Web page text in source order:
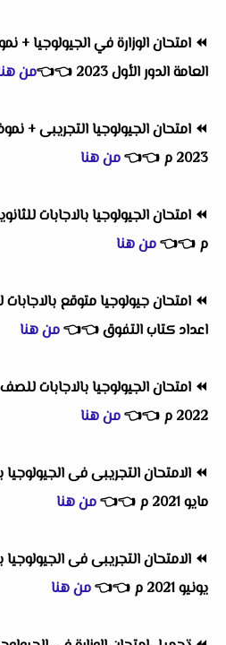
⏪ امتحان الوزارة في الجيولوجيا +
العامة الدور الأول 2023
👈
👈من
⏪ امتحان الجيولوجيا التجريبى +
2023 م
👈
👈من هنا
⏪
م 👈
👈من هنا
⏪
اعداد كتاب التفوق👈
👈من هنا
⏪ امتحان الجيولوجيا بالاجابات للصف
2022 م
👈
👈من هنا
⏪ الامتحان التجريبى فى الجيولوجيا
مايو 2021 م
👈
👈من هنا
⏪ الامتحان التجريبى فى الجيولوجيا
يونيو 2021 م
👈
👈من هنا